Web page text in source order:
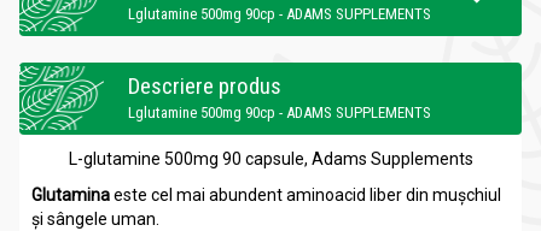
Lglutamine 500mg 90cp - ADAMS SUPPLEMENTS
Descriere produs
Lglutamine 500mg 90cp - ADAMS SUPPLEMENTS
L-glutamine 500mg 90 capsule, Adams Supplements
Glutaminaeste cel mai abundent aminoacid liber din mușchiul
și sângele uman.